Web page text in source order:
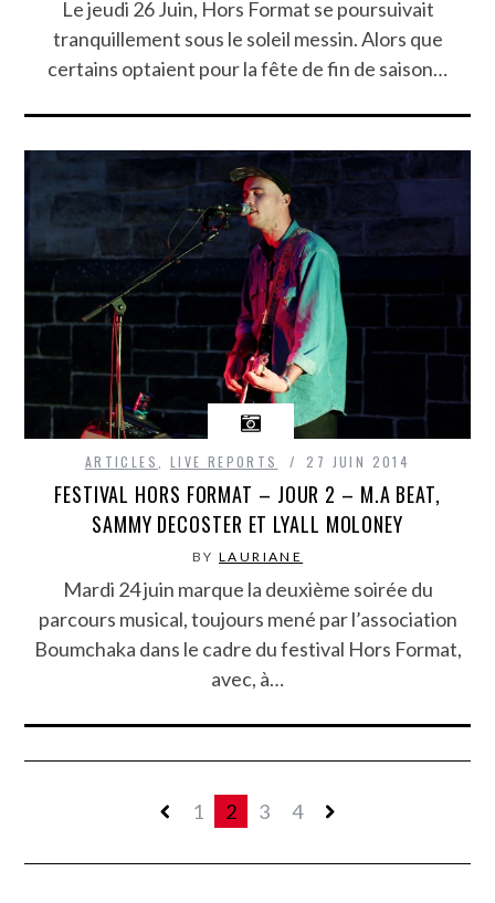
Le jeudi 26 Juin, Hors Format se poursuivait
tranquillement sous le soleil messin. Alors que
certains optaient pour la fête de fin de saison…
ARTICLES LIVE REPORTS 27 JUIN 2014
FESTIVAL HORS FORMAT – JOUR 2 – M.A BEAT,
SAMMY DECOSTER ET LYALL MOLONEY
BY LAURIANE
Mardi 24 juin marque la deuxième soirée du
parcours musical, toujours mené par l’association
Boumchaka dans le cadre du festival Hors Format,
avec, à…
1 2 3 4